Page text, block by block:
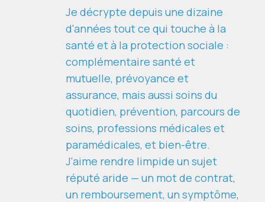
Je décrypte depuis une dizaine
d'années tout ce qui touche à la
santé et à la protection sociale :
complémentaire santé et
mutuelle, prévoyance et
assurance, mais aussi soins du
quotidien, prévention, parcours de
soins, professions médicales et
paramédicales, et bien-être.
J'aime rendre limpide un sujet
réputé aride — un mot de contrat,
un remboursement, un symptôme,